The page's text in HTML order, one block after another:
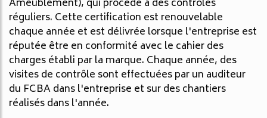
Ameublement), qui procède à des contrôles
réguliers. Cette certification est renouvelable
chaque année et est délivrée lorsque l'entreprise est
réputée être en conformité avec le cahier des
charges établi par la marque. Chaque année, des
visites de contrôle sont effectuées par un auditeur
du FCBA dans l'entreprise et sur des chantiers
réalisés dans l'année.